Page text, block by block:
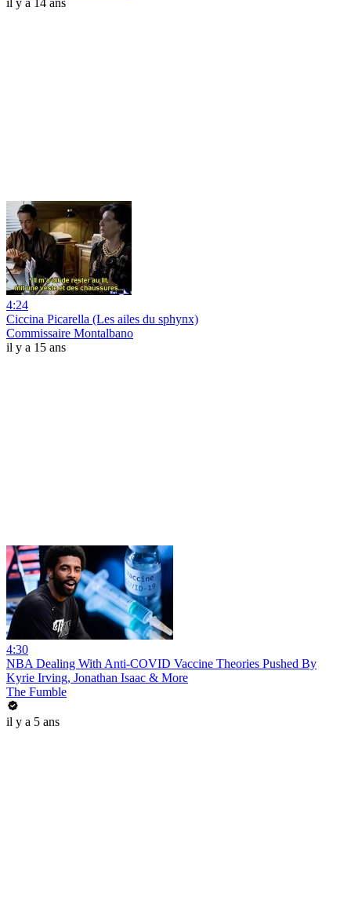
il y a 14 ans
4:24
Ciccina Picarella (Les ailes du sphynx)
Commissaire Montalbano
il y a 15 ans
4:30
NBA Dealing With Anti-COVID Vaccine Theories Pushed By
Kyrie Irving, Jonathan Isaac & More
The Fumble
il y a 5 ans